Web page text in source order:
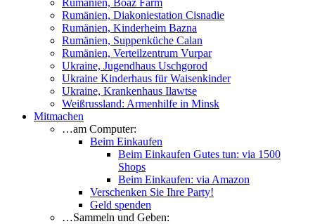
Rumänien, Boaz Farm
Rumänien, Diakoniestation Cisnadie
Rumänien, Kinderheim Bazna
Rumänien, Suppenküche Calan
Rumänien, Verteilzentrum Vurpar
Ukraine, Jugendhaus Uschgorod
Ukraine Kinderhaus für Waisenkinder
Ukraine, Krankenhaus Ilawtse
Weißrussland: Armenhilfe in Minsk
Mitmachen
…am Computer:
Beim Einkaufen
Beim Einkaufen Gutes tun: via 1500
Shops
Beim Einkaufen: via Amazon
Verschenken Sie Ihre Party!
Geld spenden
…Sammeln und Geben: